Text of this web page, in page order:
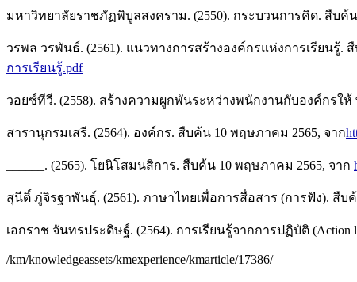
มหาวิทยาลัยราชภัฏพิบูลสงคราม. (2550). กระบวนการคิด. สืบค้
วรพล วรพันธ์. (2561). แนวทางการสร้างองค์กรแห่งการเรียนรู้.
การเรียนรู้.pdf
วอยซ์ทีวี. (2558). สร้างความผูกพันระหว่างพนักงานกับองค์กรใ
สารานุกรมเสรี. (2564). องค์กร. สืบค้น 10 พฤษภาคม 2565, จาก
______. (2565). โยนิโสมนสิการ. สืบค้น 10 พฤษภาคม 2565, จาก
สุนีติ์ ภู่จิรฐาพันธุ์. (2561). ภาษาไทยเพื่อการสื่อสาร (การฟัง). สืบ
เอกราช จันทรประดิษฐ์. (2564). การเรียนรู้จากการปฏิบัติ
/km/knowledgeassets/kmexperience/kmarticle/17386/